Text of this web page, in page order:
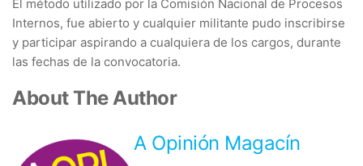
El método utilizado por la Comisión Nacional de Procesos
Internos, fue abierto y cualquier militante pudo inscribirse
y participar aspirando a cualquiera de los cargos, durante
las fechas de la convocatoria.
About The Author
A Opinión Magacín